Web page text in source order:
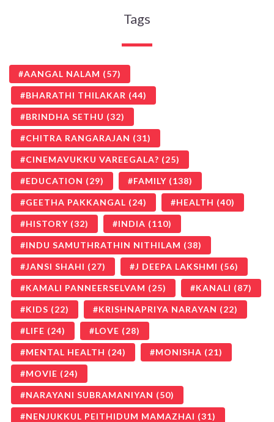
Tags
AANGAL NALAM (57)
BHARATHI THILAKAR (44)
BRINDHA SETHU (32)
CHITRA RANGARAJAN (31)
CINEMAVUKKU VAREEGALA? (25)
EDUCATION (29) FAMILY (138)
GEETHA PAKKANGAL (24) HEALTH (40)
HISTORY (32) INDIA (110)
INDU SAMUTHRATHIN NITHILAM (38)
JANSI SHAHI (27) J DEEPA LAKSHMI (56)
KAMALI PANNEERSELVAM (25) KANALI (87)
KIDS (22) KRISHNAPRIYA NARAYAN (22)
LIFE (24) LOVE (28)
MENTAL HEALTH (24) MONISHA (21)
MOVIE (24)
NARAYANI SUBRAMANIYAN (50)
NENJUKKUL PEITHIDUM MAMAZHAI (31)